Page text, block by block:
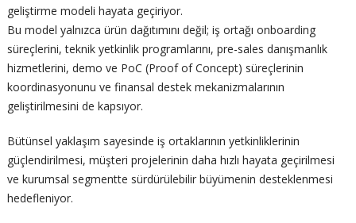
geliştirme modeli hayata geçiriyor.
Bu model yalnızca ürün dağıtımını değil; iş ortağı onboarding
süreçlerini, teknik yetkinlik programlarını, pre-sales danışmanlık
hizmetlerini, demo ve PoC (Proof of Concept) süreçlerinin
koordinasyonunu ve finansal destek mekanizmalarının
geliştirilmesini de kapsıyor.
Bütünsel yaklaşım sayesinde iş ortaklarının yetkinliklerinin
güçlendirilmesi, müşteri projelerinin daha hızlı hayata geçirilmesi
ve kurumsal segmentte sürdürülebilir büyümenin desteklenmesi
hedefleniyor.